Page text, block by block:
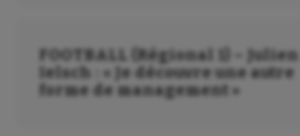
FOOTBALL (Régional 1) – Julien
Ielsch : « Je découvre une autre
forme de management »